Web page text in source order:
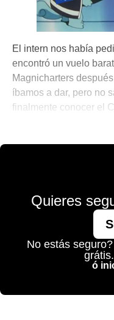
El intern nos había
encontró un vuelo
Magnicharters
íbamos a dar, pero no
finalmente conocer el
Quieres
No estás
ó